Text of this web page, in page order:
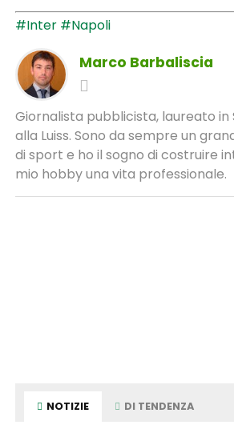
#Inter #Napoli
Marco Barbaliscia
Giornalista pubblicista, laureato in
alla Luiss. Sono da sempre un
di sport e ho il sogno di costruire
mio hobby una vita professionale.
NOTIZIE DI TENDENZA